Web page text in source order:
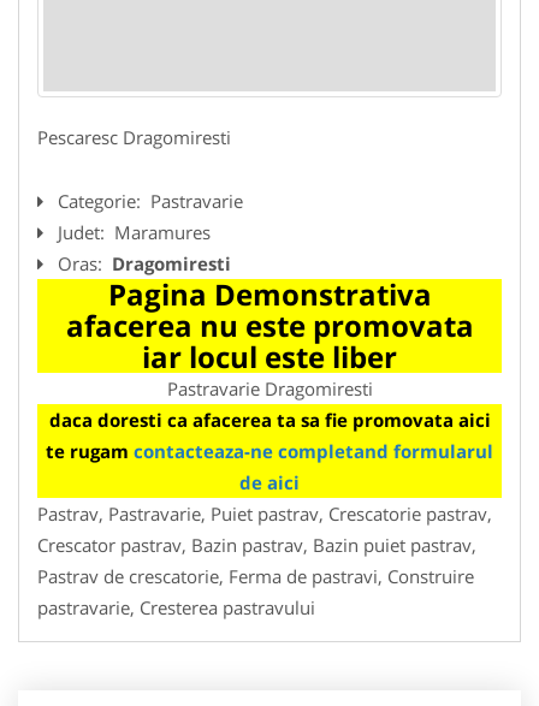
Pescaresc Dragomiresti
Categorie: Pastravarie
Judet: Maramures
Oras: Dragomiresti
Pagina Demonstrativa
afacerea nu este promovata
iar locul este liber
Pastravarie Dragomiresti
daca doresti ca afacerea ta sa fie promovata aici
te rugam contacteaza-ne completand formularul
de aici
Pastrav, Pastravarie, Puiet pastrav, Crescatorie pastrav,
Crescator pastrav, Bazin pastrav, Bazin puiet pastrav,
Pastrav de crescatorie, Ferma de pastravi, Construire
pastravarie, Cresterea pastravului